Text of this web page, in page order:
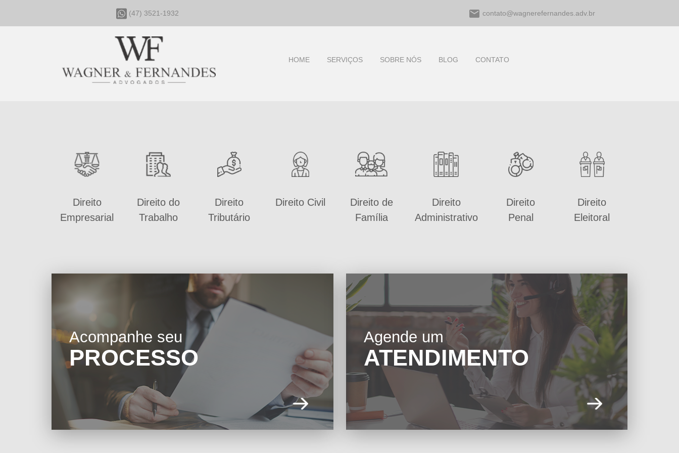
(47) 3521-1932 email contato@wagnerefernandes.adv.br
HOME SERVIÇOS SOBRE NÓS BLOG CONTATO
Direito
Empresarial
Direito do
Trabalho
Direito
Tributário
Direito Civil
Direito de
Família
Direito
Administrativo
Direito
Penal
Direito
Eleitoral
Acompanhe seu
PROCESSO
Agende um
ATENDIMENTO